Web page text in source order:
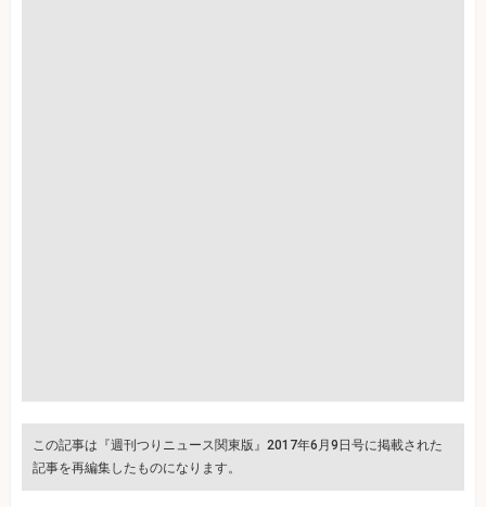
この記事は『週刊つりニュース関東版』2017年6月9日号に掲載された
記事を再編集したものになります。